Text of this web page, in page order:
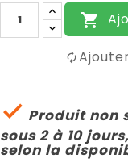

 Produit non
sous 2 à 10
selon la